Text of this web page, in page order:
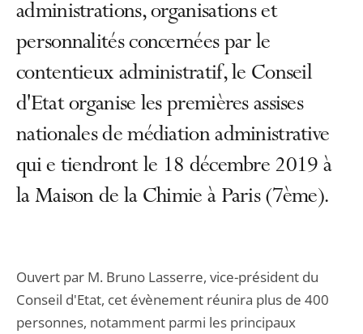
administrations, organisations et
personnalités concernées par le
contentieux administratif, le Conseil
d'Etat organise les premières assises
nationales de médiation administrative
qui e tiendront le 18 décembre 2019 à
la Maison de la Chimie à Paris (7ème).
Ouvert par M. Bruno Lasserre, vice-président du
Conseil d'Etat, cet évènement réunira plus de 400
personnes, notamment parmi les principaux